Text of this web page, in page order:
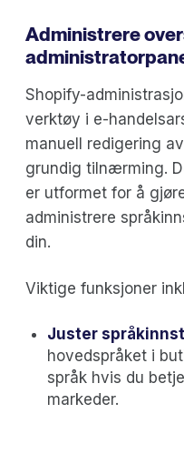
Administrere
Shopify-
verktøy i e-
manuell redigering
grundig tilnærming.
er utformet for å
administrere
din.
Viktige funksjoner
Juster
hovedspråket i
språk hvis du
markeder.